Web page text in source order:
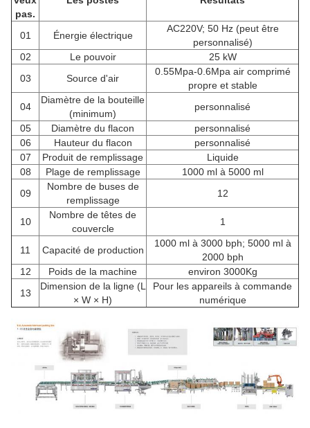
pas.
01 Énergie électrique
AC220V; 50 Hz (peut être
personnalisé)
02
Le pouvoir
25 kW
03
Source d'air
0.55Mpa-0.6Mpa air comprimé
propre et stable
04
Diamètre de la bouteille
(minimum)
personnalisé
05
Diamètre du flacon
personnalisé
06
Hauteur du flacon
personnalisé
07
Produit de remplissage
Liquide
08
Plage de remplissage
1000 ml à 5000 ml
09
Nombre de buses de
remplissage
12
10
Nombre de têtes de
couvercle
1
11 Capacité de production
1000 ml à 3000 bph; 5000 ml à
2000 bph
12
Poids de la machine
environ 3000Kg
13
Dimension de la ligne (L
× W × H)
Pour les appareils à commande
numérique